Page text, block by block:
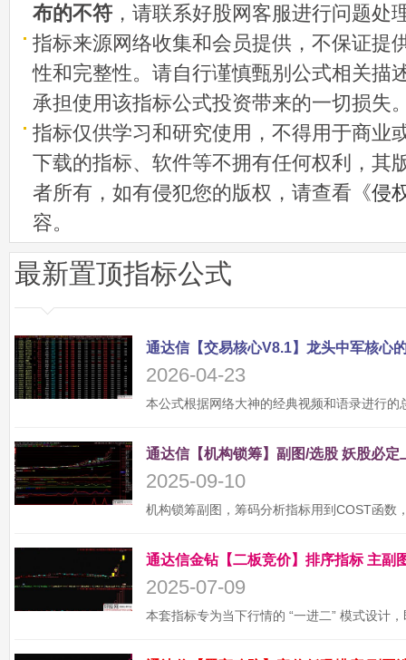
布的不符 ，请联系好股网客服进行问题处
指标来源网络收集和会员提供，不保证提
性和完整性。请自行谨慎甄别公式相关描
承担使用该指标公式投资带来的一切损失
指标仅供学习和研究使用，不得用于商业
下载的指标、软件等不拥有任何权利，其
者所有，如有侵犯您的版权，请查看《侵
容。
最新置顶指标公式
2026-04-23
2025-09-10
2025-07-09